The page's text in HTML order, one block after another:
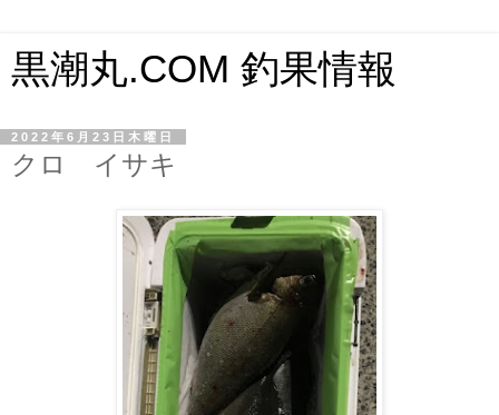
黒潮丸.COM 釣果情報
2022年6月23日木曜日
クロ イサキ